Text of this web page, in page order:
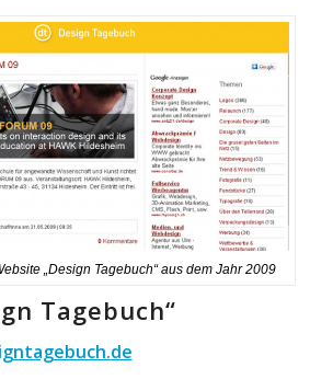
„Design Tagebuch“ aus dem Jahr 2009
Tagebuch“